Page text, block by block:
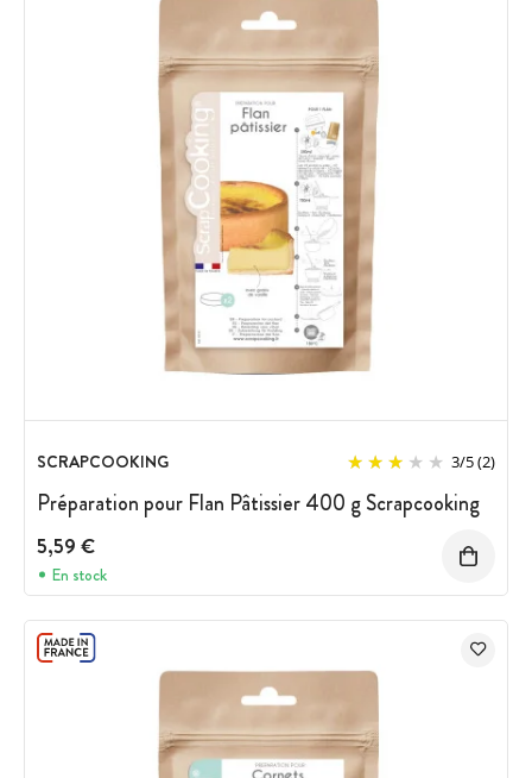
SCRAPCOOKING 3/5(2)
Préparation pour Flan Pâtissier 400 g Scrapcooking
5,59 €
En stock